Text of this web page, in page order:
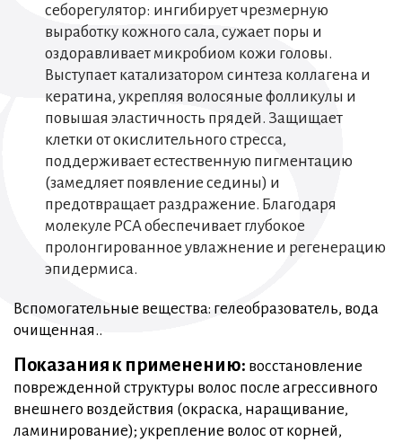
себорегулятор: ингибирует чрезмерную
выработку кожного сала, сужает поры и
оздоравливает микробиом кожи головы.
Выступает катализатором синтеза коллагена и
кератина, укрепляя волосяные фолликулы и
повышая эластичность прядей. Защищает
клетки от окислительного стресса,
поддерживает естественную пигментацию
(замедляет появление седины) и
предотвращает раздражение. Благодаря
молекуле PCA обеспечивает глубокое
пролонгированное увлажнение и регенерацию
эпидермиса.
Вспомогательные вещества: гелеобразователь, вода
очищенная..
Показания к применению: восстановление
поврежденной структуры волос после агрессивного
внешнего воздействия (окраска, наращивание,
ламинирование); укрепление волос от корней,